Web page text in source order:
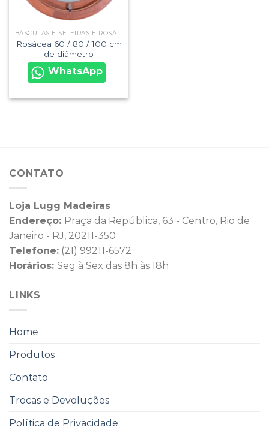
BÁSCULAS E SETEIRAS E ROSÁCEAS
Rosácea 60 / 80 / 100 cm
de diâmetro
WhatsApp
CONTATO
Loja Lugg Madeiras
Endereço: Praça da República, 63 - Centro, Rio de
Janeiro - RJ, 20211-350
Telefone: (21) 99211-6572
Horários: Seg à Sex das 8h às 18h
LINKS
Home
Produtos
Contato
Trocas e Devoluções
Política de Privacidade